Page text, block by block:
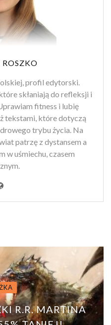
profil edytorski.
skłaniają do refleksji i
fitness i lubię
tekstami, które dotyczą
trybu życia. Na
patrzę z dystansem a
w uśmiechu, czasem
R.R. MARTINA